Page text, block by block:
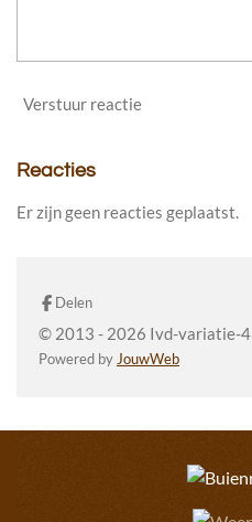
Verstuur reactie
Reacties
Er zijn geen reacties geplaatst.
Delen
© 2013 - 2026 Ivd-variatie-4
Powered by JouwWeb